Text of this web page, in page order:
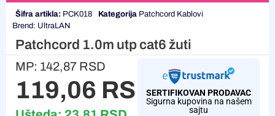
Šifra artikla: PCK018 Kategorija Patchcord Kablovi
Brend: UltraLAN
Patchcord 1.0m utp cat6 žuti
MP: 142,87 RSD
119,06 RSDSERTIFIKOVAN PRODAVAC
Sigurna kupovina na našem
sajtu